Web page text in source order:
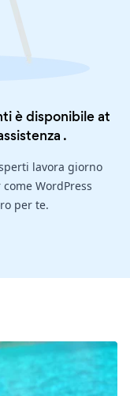
è disponibile at
.
lavora giorno
WordPress
per te.